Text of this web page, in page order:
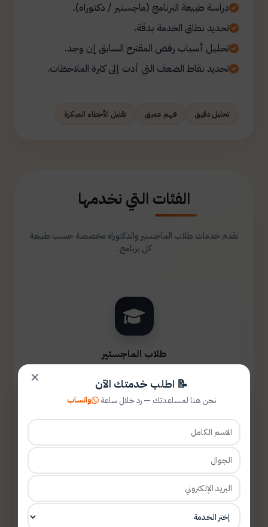
دراسة طبيعة البرنامج (ماجستير / دكتوراه).
تحديد نطاق الخدمة بدقة.
تحليل أسباب رفض المقترح السابق إن وجد.
تحديد نقاط الضعف التي أدت إلى كثرة الملاحظات.
تحليل دقيق فهم عميق تقليل الأخطاء المبكرة
الفئات التي نخدمها
نقدم خدمات طلاب الماجستير والدكتوراه مخصصة حسب طبيعة
كل برنامج.
طلاب الماجستير
✕ 📝 اطلب خدمتك الآن
نحن هنا لمساعدتك — رد خلال ساعة واتساب